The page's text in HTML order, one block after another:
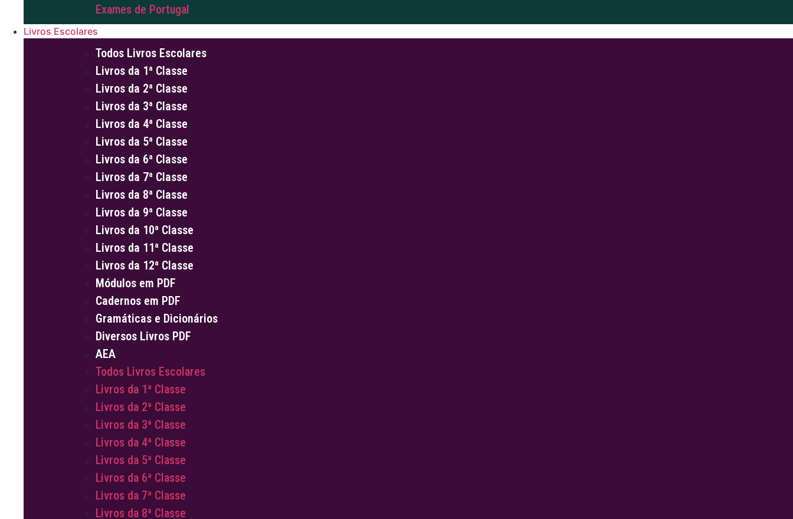
Exames de Portugal
Livros Escolares
Todos Livros Escolares
Livros da 1ª Classe
Livros da 2ª Classe
Livros da 3ª Classe
Livros da 4ª Classe
Livros da 5ª Classe
Livros da 6ª Classe
Livros da 7ª Classe
Livros da 8ª Classe
Livros da 9ª Classe
Livros da 10ª Classe
Livros da 11ª Classe
Livros da 12ª Classe
Módulos em PDF
Cadernos em PDF
Gramáticas e Dicionários
Diversos Livros PDF
AEA
Todos Livros Escolares
Livros da 1ª Classe
Livros da 2ª Classe
Livros da 3ª Classe
Livros da 4ª Classe
Livros da 5ª Classe
Livros da 6ª Classe
Livros da 7ª Classe
Livros da 8ª Classe